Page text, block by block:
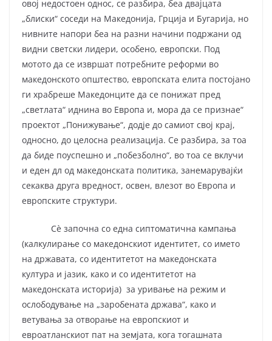
овој недостоен однос, се разбира, беа двајцата
„блиски“ соседи на Македонија, Грција и Бугарија, но
нивните напори беа на разни начини подржани од
видни светски лидери, особено, европски. Под
мотото да се извршат потребните реформи во
македонското општество, европската елита постојано
ги храбреше Македонците да се понижат пред
„светлата“ иднина во Европа и, мора да се признае“
проектот „Понижување“, додје до самиот свој крај,
односно, до целосна реализација. Се разбира, за тоа
да биде поуспешно и „побезболно“, во тоа се вклучи
и еден дл од македонската политика, занемарувајќи
секаква друга вредност, освен, влезот во Европа и
европските структури.
Сѐ започна со една сиптоматична кампања
(калкулирање со македонскиот идентитет, со името
на државата, со идентитетот на македонската
култура и јазик, како и со идентитетот на
македонската историја) за уривање на режим и
ослободување на „заробената држава“, како и
ветувања за отворање на европскиот и
евроатланскиот пат на земјата, кога тогашната